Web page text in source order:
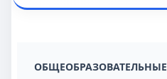
OБЩЕОБРАЗОВАТЕЛЬНЫЕ